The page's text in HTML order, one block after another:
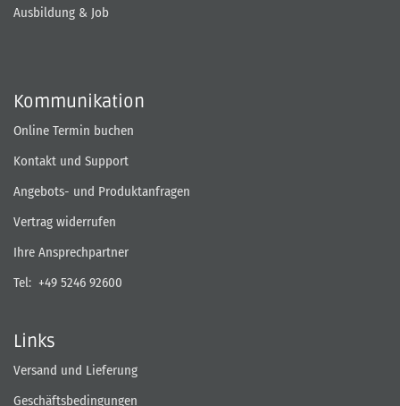
Ausbildung & Job
Kommunikation
Online Termin buchen
Kontakt und Support
Angebots- und Produktanfragen
Vertrag widerrufen
Ihre Ansprechpartner
Tel: +49 5246 92600
Links
Versand und Lieferung
Geschäftsbedingungen